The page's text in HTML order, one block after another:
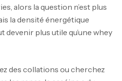
alors la question n’est plus
la densité énergétique
devenir plus utile qu’une whey
des collations ou cherchez